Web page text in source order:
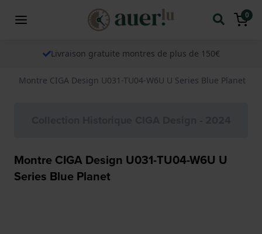
0
Livraison gratuite montres de plus de 150€
Montre CIGA Design U031-TU04-W6U U Series Blue Planet
Montre CIGA Design U031-TU04-W6U U
Series Blue Planet